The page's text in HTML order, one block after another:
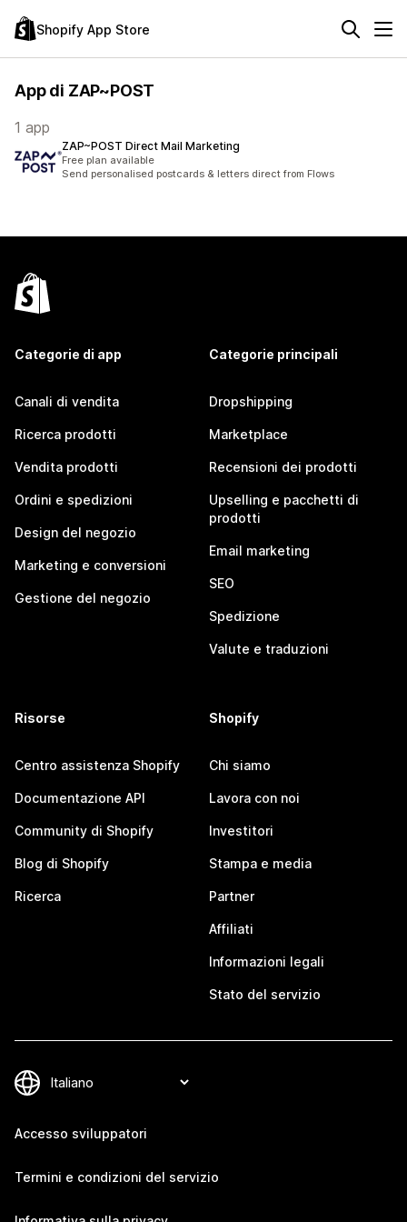
Shopify App Store
App di ZAP~POST
1 app
ZAP~POST Direct Mail Marketing
Free plan available
Send personalised postcards & letters direct from Flows
Categorie di app
Canali di vendita
Ricerca prodotti
Vendita prodotti
Ordini e spedizioni
Design del negozio
Marketing e conversioni
Gestione del negozio
Categorie principali
Dropshipping
Marketplace
Recensioni dei prodotti
Upselling e pacchetti di
prodotti
Email marketing
SEO
Spedizione
Valute e traduzioni
Risorse
Centro assistenza Shopify
Documentazione API
Community di Shopify
Blog di Shopify
Ricerca
Shopify
Chi siamo
Lavora con noi
Investitori
Stampa e media
Partner
Affiliati
Informazioni legali
Stato del servizio
Accesso sviluppatori
Termini e condizioni del servizio